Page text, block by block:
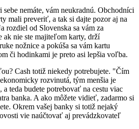
sebe nemáte, vám neukradnú. Obchodníci
mali preveriť, a tak si dajte pozor aj na
rozdiel od Slovenska sa vám za
ak nie ste majiteľom karty, drží
nožnice a pokúša sa vám kartu
či hodinkami je preto asi lepšia voľba.
Cash totiž niekedy potrebujete. "Čím
rozvinutá, tým menšia je
a teda budete potrebovať na cestu viac
banka. A ako môžete vidieť, zadarmo si
Okrem vašej banky si totiž nejaký
vie naúčtovať aj prevádzkovateľ